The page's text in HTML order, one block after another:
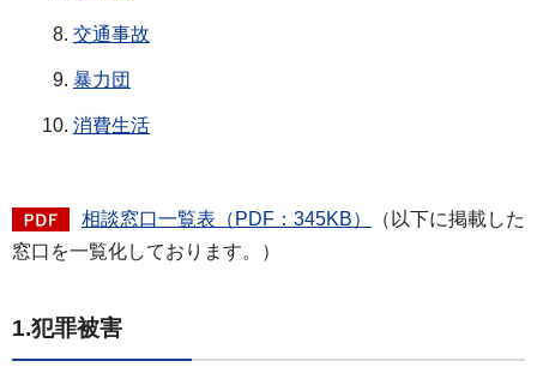
交通事故
暴力団
消費生活
相談窓口一覧表（PDF：345KB）
（以下に掲載した
窓口を一覧化しております。）
1.犯罪被害